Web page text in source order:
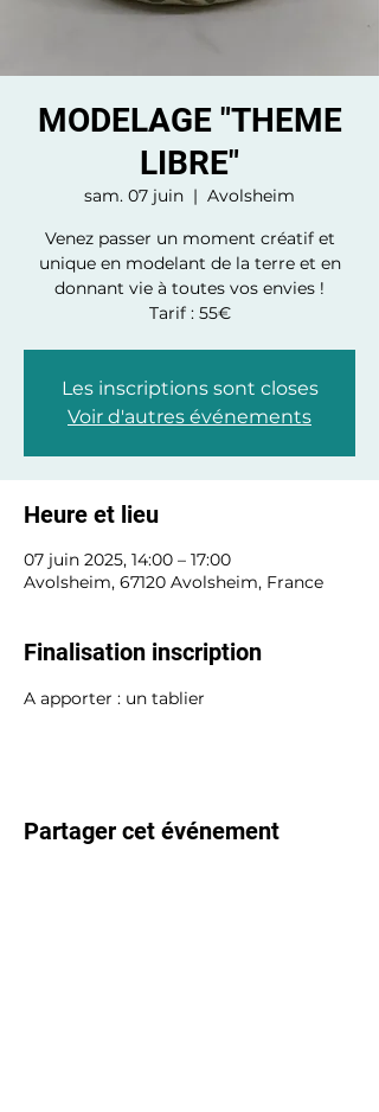
MODELAGE "THEME
LIBRE"
sam. 07 juin
  |
Avolsheim
Venez passer un moment créatif et
unique en modelant de la terre et en
donnant vie à toutes vos envies !
Tarif : 55€
Les inscriptions sont closes
Voir d'autres événements
Heure et lieu
07 juin 2025, 14:00 – 17:00
Avolsheim, 67120 Avolsheim, France
Finalisation inscription
A apporter : un tablier
Partager cet événement